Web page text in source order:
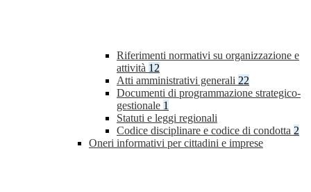
Riferimenti normativi su organizzazione e
attività 12
Atti amministrativi generali 22
Documenti di programmazione strategico-
gestionale 1
Statuti e leggi regionali
Codice disciplinare e codice di condotta 2
Oneri informativi per cittadini e imprese